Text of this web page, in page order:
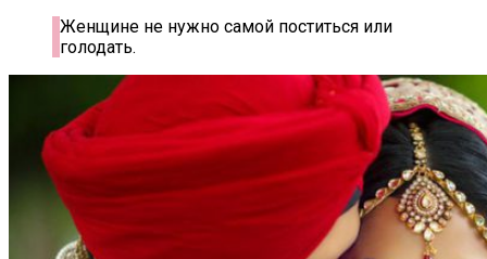
Женщине не нужно самой поститься или
голодать.